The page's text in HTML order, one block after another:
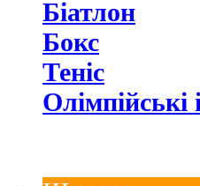
Біатлон
Бокс
Теніс
Олімпійські